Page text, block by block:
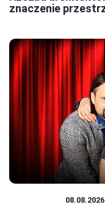
znaczenie
08.08.2026